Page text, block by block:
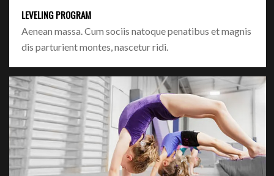
LEVELING PROGRAM
Aenean massa. Cum sociis natoque penatibus et magnis
dis parturient montes, nascetur ridi.